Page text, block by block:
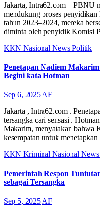
Jakarta, Intra62.com – PBNU
mendukung proses
tahun 2023–2024, mereka
diminta oleh penyidik Komisi
KKN Nasional News Politik
Penetapan Nadiem Makarim
Begini kata Hotman
Sep 6, 2025AF
Jakarta , Intra62.com .
tersangka cari sensasi .
Makarim, menyatakan bahwa
kesempatan untuk
KKN Kriminal Nasional News
Pemerintah Respon
sebagai Tersangka
Sep 5, 2025 AF